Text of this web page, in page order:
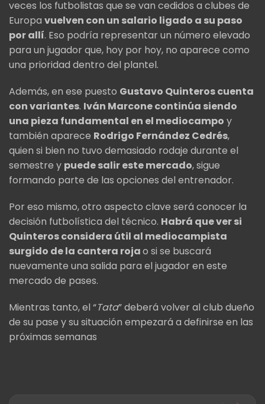
veces los futbolistas que se van cedidos a clubes de
Europa vuelven con un salario ligado a su paso
por allí. Eso podría representar un número elevado
para un jugador que, hoy por hoy, no aparece como
una prioridad dentro del plantel.
Además, en ese puesto Gustavo Quinteros cuenta
con variantes. Iván Marcone continúa siendo
una pieza fundamental en el mediocampo y
también aparece Rodrigo Fernández Cedrés,
quien si bien no tuvo demasiado rodaje durante el
semestre y puede salir este mercado, sigue
formando parte de las opciones del entrenador.
Por eso mismo, otro aspecto clave será conocer la
decisión futbolística del técnico. Habrá que ver si
Quinteros considera útil al mediocampista
surgido de la cantera rojao si se buscará
nuevamente una salida para el jugador en este
mercado de pases.
Mientras tanto, el “Tata” deberá volver al club dueño
de su pase y su situación empezará a definirse en las
próximas semanas